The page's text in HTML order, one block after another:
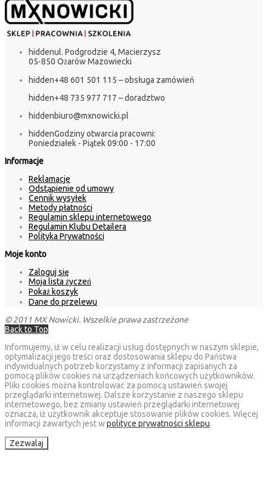
hiddenul. Podgrodzie 4, Macierzysz
05-850 Ożarów Mazowiecki
hidden+48 601 501 115 – obsługa zamówień
hidden+48 735 977 717 – doradztwo
hiddenbiuro@mxnowicki.pl
hiddenGodziny otwarcia pracowni:
Poniedziałek - Piątek 09:00 - 17:00
Informacje
Reklamacje
Odstąpienie od umowy
Cennik wysyłek
Metody płatności
Regulamin sklepu internetowego
Regulamin Klubu Detailera
Polityka Prywatności
Moje konto
Zaloguj się
Moja lista życzeń
Pokaż koszyk
Dane do przelewu
© 2011 MX Nowicki. Wszelkie prawa zastrzeżone
Back to Top
Informujemy, iż w celu realizacji usług dostępnych w naszym sklepie,
optymalizacji jego treści oraz dostosowania sklepu do Państwa
indywidualnych potrzeb korzystamy z informacji zapisanych za
pomocą plików cookies na urządzeniach końcowych użytkowników.
Pliki cookies można kontrolować za pomocą ustawień swojej
przeglądarki internetowej. Dalsze korzystanie z naszego sklepu
internetowego, bez zmiany ustawień przeglądarki internetowej
oznacza, iż użytkownik akceptuje stosowanie plików cookies. Więcej
informacji zawartych jest wpolityce prywatności sklepu.
Zezwalaj